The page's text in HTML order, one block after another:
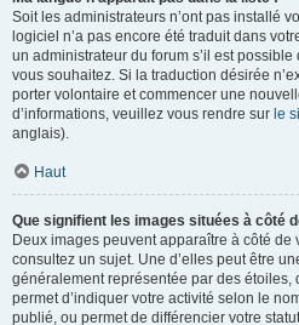
Soit les administrateurs n’ont pas installé
logiciel n’a pas encore été traduit dans
un administrateur du forum s’il est
vous souhaitez. Si la traduction désirée
porter volontaire et commencer une
d’informations, veuillez vous rendre sur le
anglais).
Haut
Que signifient les images situées à côté
Deux images peuvent apparaître à côté de
consultez un sujet. Une d’elles peut être
généralement représentée par des étoiles,
permet d’indiquer votre activité selon le
publié, ou permet de différencier votre